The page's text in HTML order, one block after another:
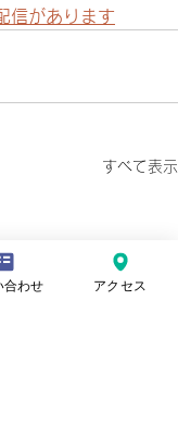
信があります
すべて表示
合わせ アクセス